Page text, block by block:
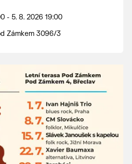
počasí.
- 5. 8. 2026 19:00
Zámkem 3096/3